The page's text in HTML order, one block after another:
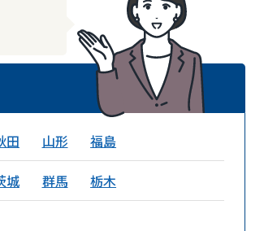
田 山形 福島
城 群馬 栃木